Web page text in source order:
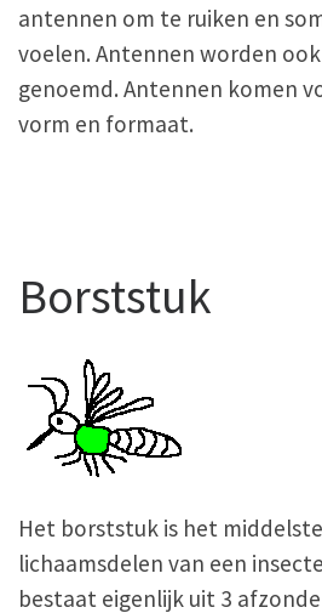
antennen om te ruiken en
voelen. Antennen worden
genoemd. Antennen komen
vorm en formaat.
Borststuk
Het borststuk is het
lichaamsdelen van een
bestaat eigenlijk uit 3